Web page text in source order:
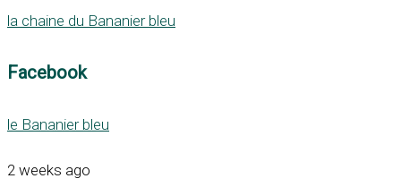
la chaine du Bananier bleu
Facebook
le Bananier bleu
2 weeks ago